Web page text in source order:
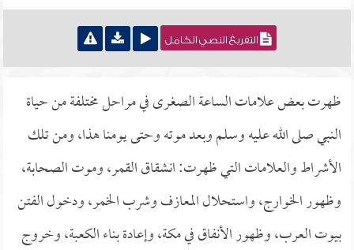
التفريغ النصي الكامل
ظهرت بعض علامات الساعة الصغرى في مراحل مختلفة من حياة
النبي صلى الله عليه وسلم وبعد موته وحتى يومنا هذا، ومن تلك
الأشراط والعلامات التي ظهرت: انشقاق القمر، وموت الصحابة،
وظهور الخوارج، واستحلال المعازف وشرب الخمر، ودخول الفتن
بيوت العرب، وظهور الأنفاق في مكة، وإعادة بناء الكعبة، وخروج